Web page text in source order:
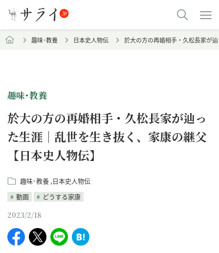
趣味･教養 日本史人物伝 於大の方の再婚相手・久松長家が
趣味･教養
於大の方の再婚相手・久松長家が辿っ
た生涯｜乱世を生き抜く、家康の継父
【日本史人物伝】
趣味･教養 日本史人物伝
動画
どうする家康
2023/2/18